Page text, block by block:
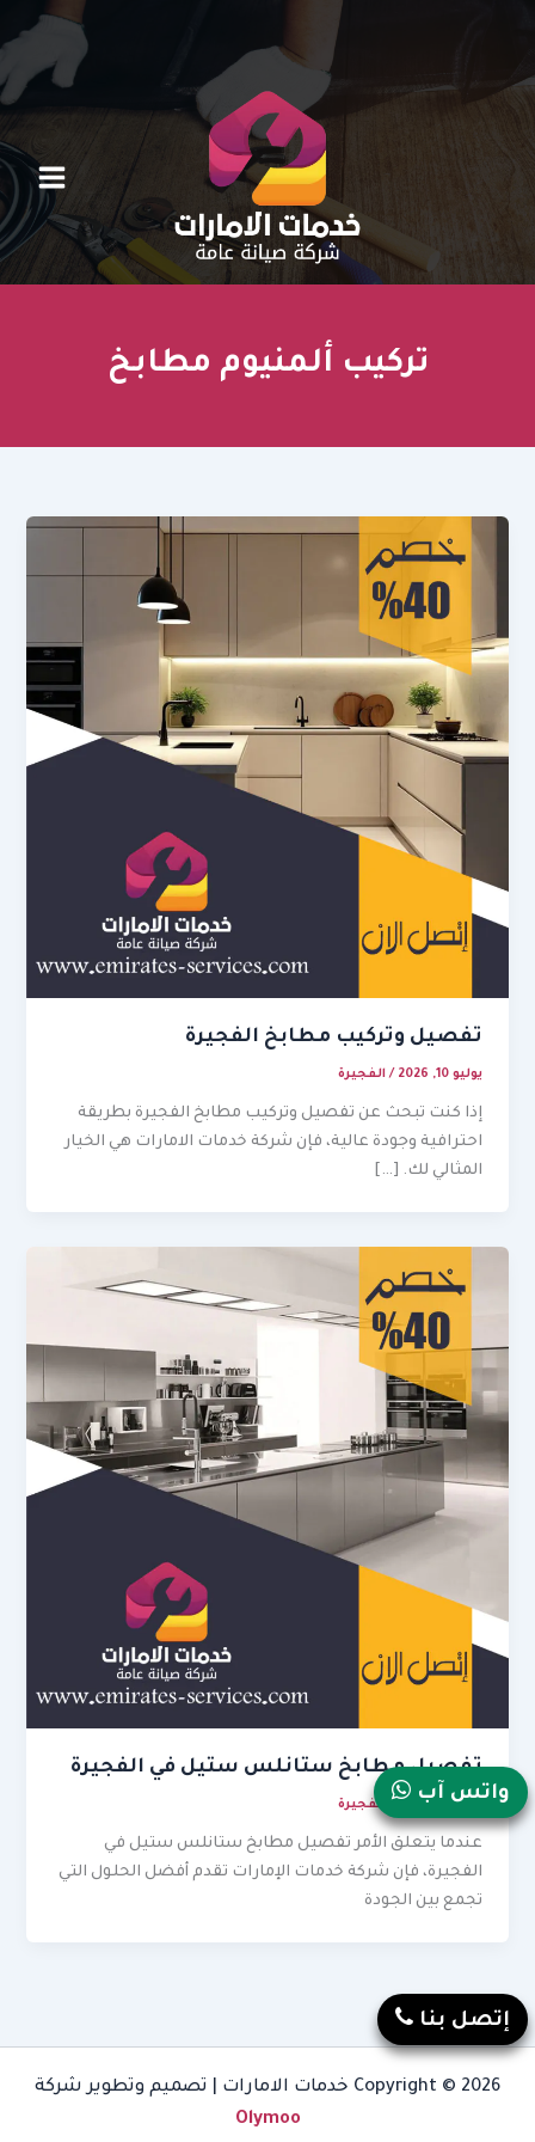
تركيب ألمنيوم مطابخ
تفصيل وتركيب مطابخ الفجيرة
يوليو 10, 2026 /الفجيرة
إذا كنت تبحث عن تفصيل وتركيب مطابخ الفجيرة بطريقة
احترافية وجودة عالية، فإن شركة خدمات الامارات هي الخيار
المثالي لك. […]
تفصيل مطابخ ستانلس ستيل في الفجيرة
يوليو 10, 2026 / الفجيرة
عندما يتعلق الأمر تفصيل مطابخ ستانلس ستيل في
الفجيرة، فإن شركة خدمات الإمارات تقدم أفضل الحلول التي
تجمع بين الجودة
Copyright © 2026 خدمات الامارات | تصميم وتطوير شركة
Olymoo
واتس آب
إتصل بنا